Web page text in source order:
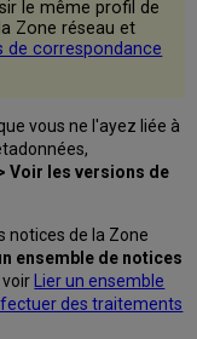
le même profil de
Zone réseau et
de correspondance
vous ne l'ayez liée à
Voir les versions de
notices de la Zone
ensemble de notices
voir
Lier un ensemble
des traitements